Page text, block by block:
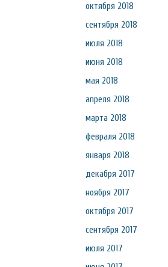
октября 2018
сентября 2018
июля 2018
июня 2018
мая 2018
апреля 2018
марта 2018
февраля 2018
января 2018
декабря 2017
ноября 2017
октября 2017
сентября 2017
июля 2017